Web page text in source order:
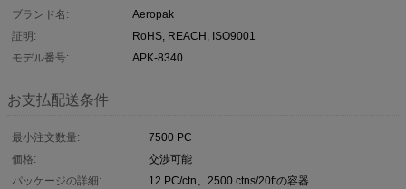
ブランド名:
Aeropak
証明:
RoHS, REACH, ISO9001
モデル番号:
APK-8340
お支払配送条件
最小注文数量:
7500 PC
価格:
交渉可能
パッケージの詳細:
12 PC/ctn、2500 ctns/20ftの容器